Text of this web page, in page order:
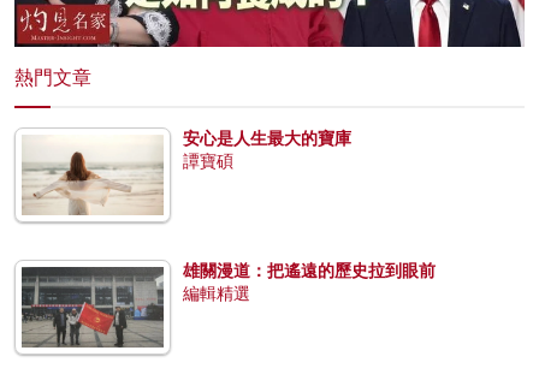
熱門文章
安心是人生最大的寶庫
譚寶碩
雄關漫道：把遙遠的歷史拉到眼前
編輯精選